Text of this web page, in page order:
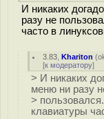
И никаких
разу не
часто в
3.83 ,Khariton (
[к модератору]
> И никаких
меню ни разу
>
клавиатуры